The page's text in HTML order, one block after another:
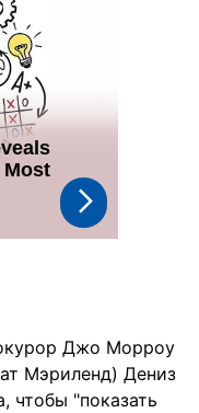
Джо Морроу
Мэриленд) Дениз
чтобы "показать